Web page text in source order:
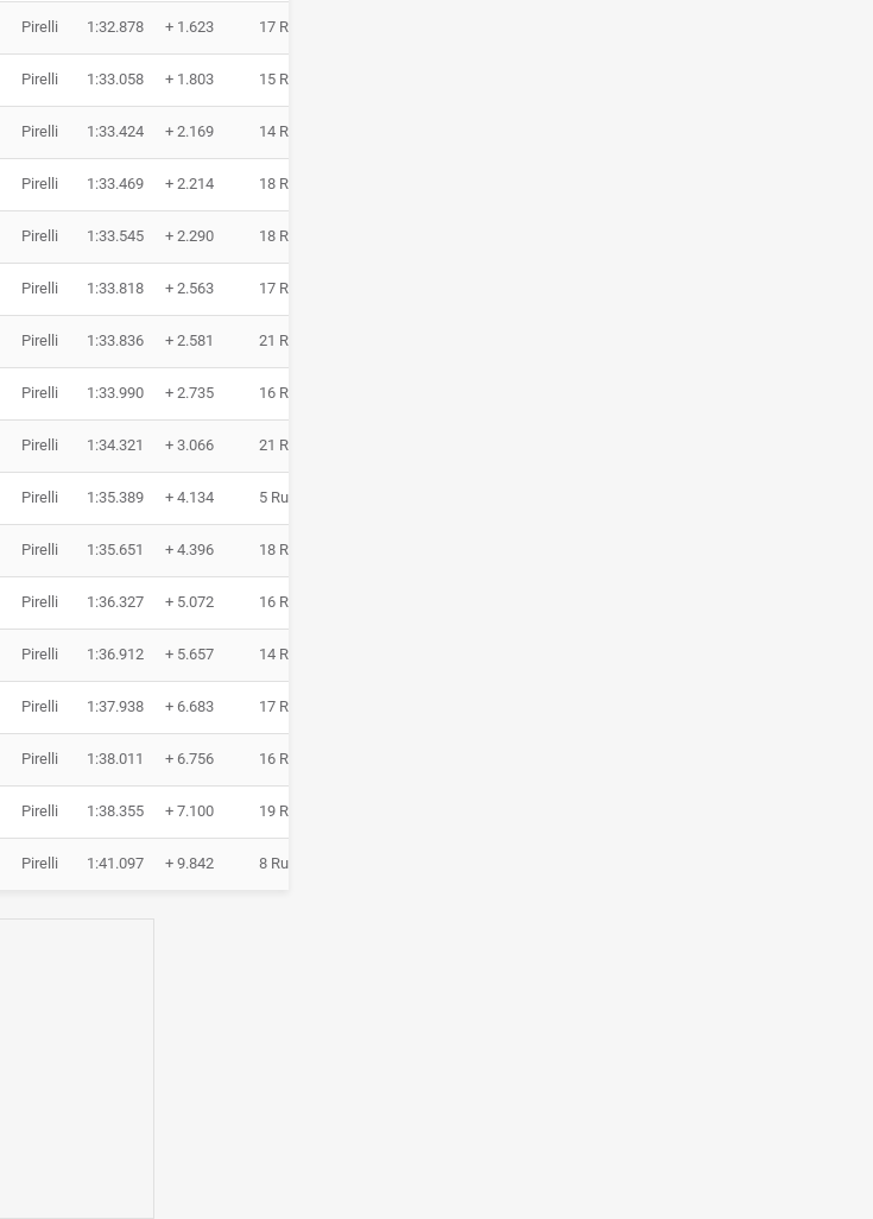
Pirelli 1:32.878 + 1.623 17 Runden
Pirelli 1:33.058 + 1.803 15 Runden
Pirelli 1:33.424 + 2.169 14 Runden
Pirelli 1:33.469 + 2.214 18 Runden
Pirelli 1:33.545 + 2.290 18 Runden
Pirelli 1:33.818 + 2.563 17 Runden
Pirelli 1:33.836 + 2.581 21 Runden
Pirelli 1:33.990 + 2.735 16 Runden
Pirelli 1:34.321 + 3.066 21 Runden
Pirelli 1:35.389 + 4.134 5 Runden
Pirelli 1:35.651 + 4.396 18 Runden
Pirelli 1:36.327 + 5.072 16 Runden
Pirelli 1:36.912 + 5.657 14 Runden
Pirelli 1:37.938 + 6.683 17 Runden
Pirelli 1:38.011 + 6.756 16 Runden
Pirelli 1:38.355 + 7.100 19 Runden
Pirelli 1:41.097 + 9.842 8 Runden